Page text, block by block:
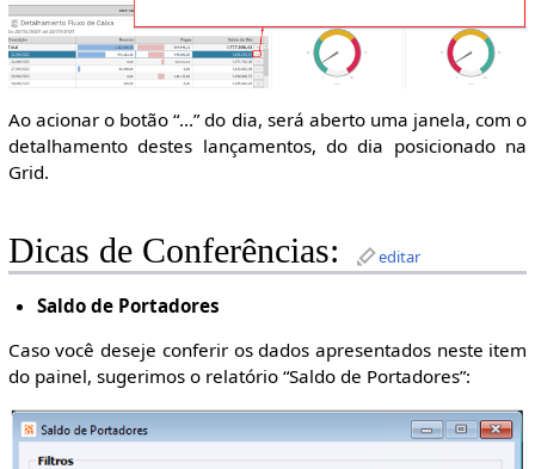
Ao acionar o botão “...” do dia, será aberto uma janela, com o
detalhamento destes lançamentos, do dia posicionado na
Grid.
Dicas de Conferências: editar
Saldo de Portadores
Caso você deseje conferir os dados apresentados neste item
do painel, sugerimos o relatório “Saldo de Portadores”: